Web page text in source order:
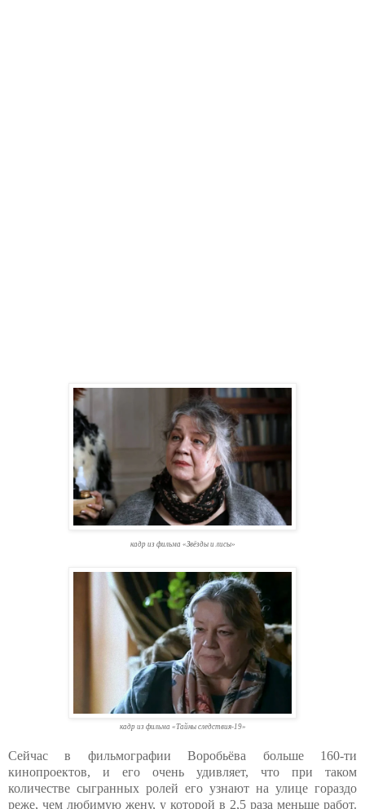
кадр из фильма «Звёзды и лисы»
кадр из фильма «Тайны следствия-19»
Сейчас в фильмографии Воробьёва больше 160-ти
кинопроектов, и его очень удивляет, что при таком
количестве сыгранных ролей его узнают на улице гораздо
реже, чем любимую жену, у которой в 2,5 раза меньше работ.